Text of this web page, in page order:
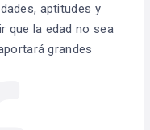
aptitudes y
que la edad no sea
grandes